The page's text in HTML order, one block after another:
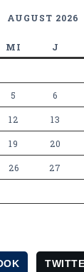
AUGUST 2026
MI J
5 6
12 13
19 20
26 27